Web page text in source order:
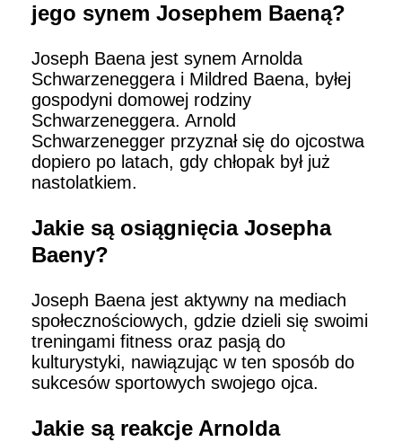
jego synem Josephem Baeną?
Joseph Baena jest synem Arnolda
Schwarzeneggera i Mildred Baena, byłej
gospodyni domowej rodziny
Schwarzeneggera. Arnold
Schwarzenegger przyznał się do ojcostwa
dopiero po latach, gdy chłopak był już
nastolatkiem.
Jakie są osiągnięcia Josepha
Baeny?
Joseph Baena jest aktywny na mediach
społecznościowych, gdzie dzieli się swoimi
treningami fitness oraz pasją do
kulturystyki, nawiązując w ten sposób do
sukcesów sportowych swojego ojca.
Jakie są reakcje Arnolda